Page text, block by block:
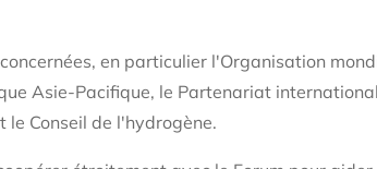
en particulier l'Organisation
Asie-Pacifique, le Partenariat
le Conseil de l'hydrogène.